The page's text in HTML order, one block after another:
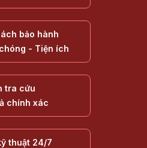
bảo hành
- Tiện ích
tra cứu
chính xác
thuật 24/7